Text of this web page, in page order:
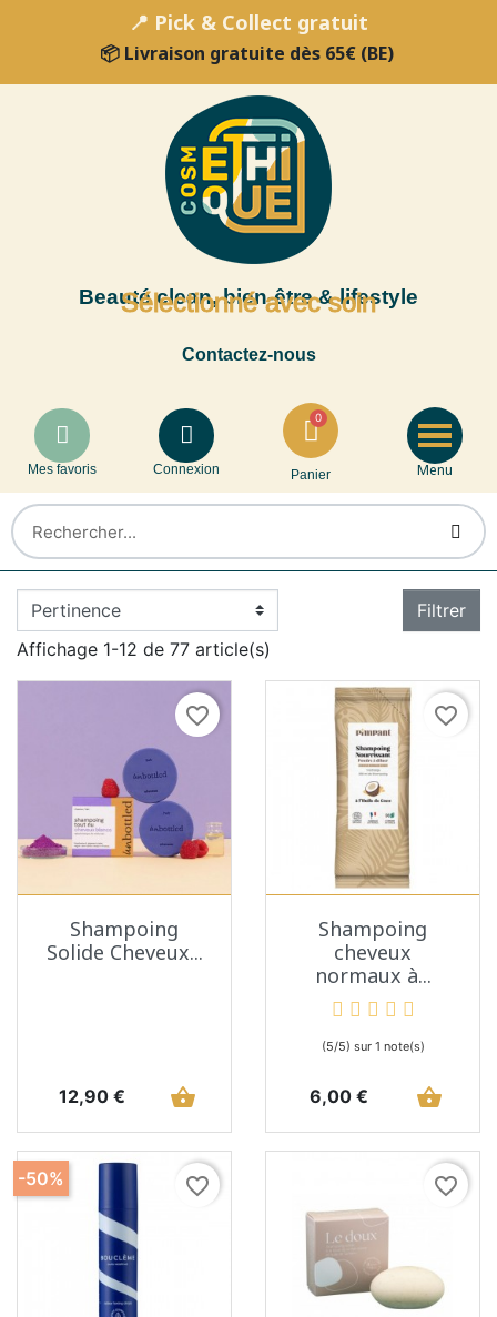
📍 Pick & Collect gratuit
📦 Livraison gratuite dès 65€ (BE)
Beauté clean, bien-être & lifestyle
Sélectionné avec soin
Contactez-nous
Mes favoris Connexion Panier Menu
Filtrer
Affichage 1-12 de 77 article(s)
favorite_border
Shampoing
Solide Cheveux...
Prix
12,90 € shopping_basket
favorite_border
Shampoing
cheveux
normaux à...
(5/5) sur 1 note(s)
Prix
6,00 € shopping_basket
favorite_border
-50% favorite_border